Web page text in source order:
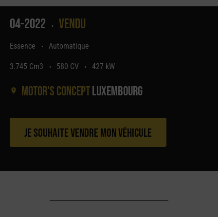
04-2022 • Vendu
Essence • Automatique
3.745 Cm3 • 580 CV • 427 kW
Motor's conceptLuxembourg
Je souhaite vendre mon véhicule